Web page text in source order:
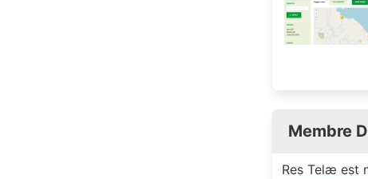
Membre
Res Telæ est